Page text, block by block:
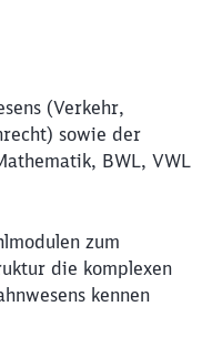
(Verkehr,
sowie der
BWL, VWL
zum
die komplexen
kennen